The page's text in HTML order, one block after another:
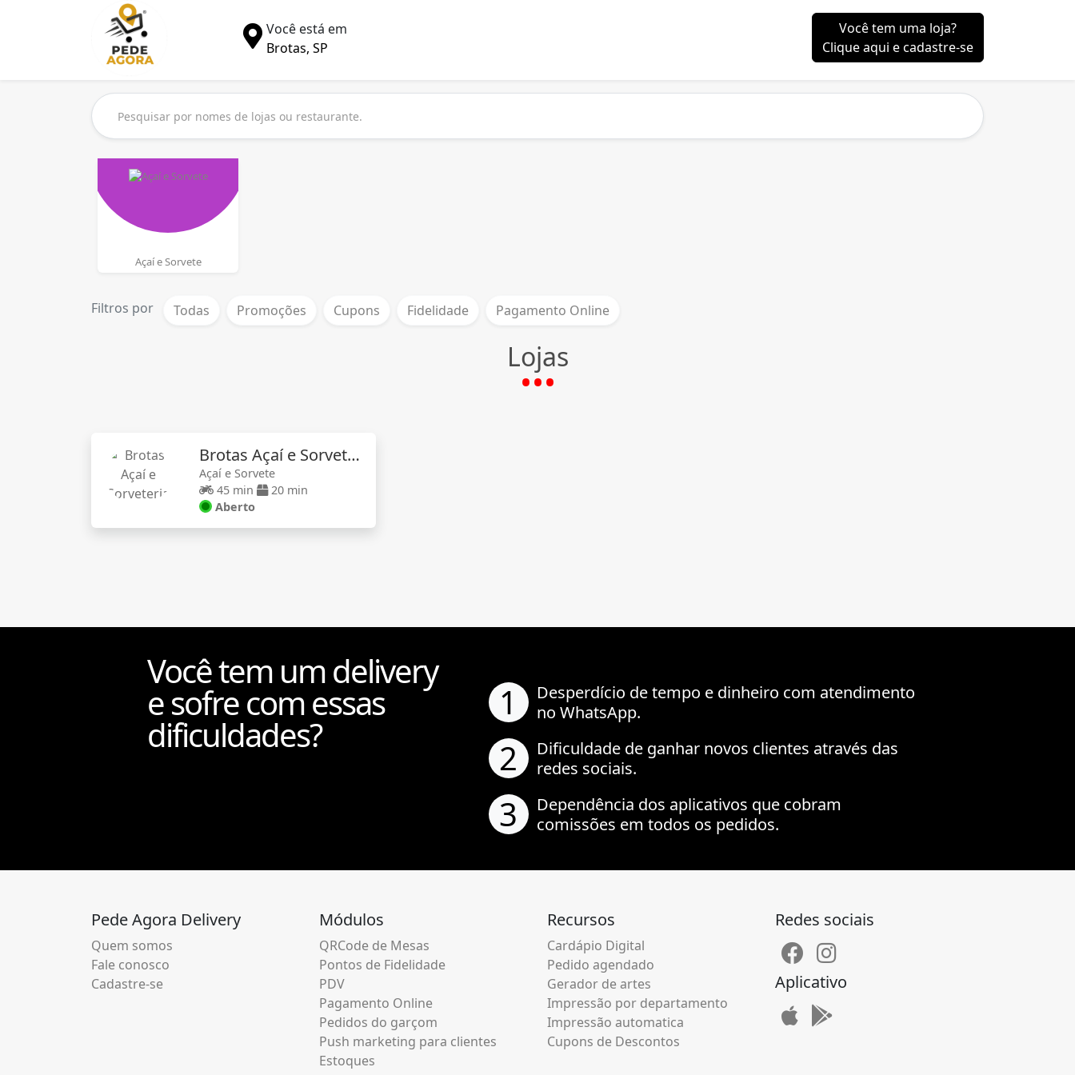
Você está em
Brotas, SP
Você tem uma loja?
Clique aqui e cadastre-se
Açaí e Sorvete
Filtros por Todas Promoções Cupons Fidelidade Pagamento Online
Lojas
Brotas Açaí e Sorveteria
Açaí e Sorvete
45 min
20 min
Aberto
Você tem um delivery
e sofre com essas
dificuldades?
1
Desperdício de tempo e dinheiro com atendimento
no WhatsApp.
2
Dificuldade de ganhar novos clientes através das
redes sociais.
3
Dependência dos aplicativos que cobram
comissões em todos os pedidos.
Pede Agora Delivery
Quem somos
Fale conosco
Cadastre-se
Módulos
QRCode de Mesas
Pontos de Fidelidade
PDV
Pagamento Online
Pedidos do garçom
Push marketing para clientes
Estoques
Recursos
Cardápio Digital
Pedido agendado
Gerador de artes
Impressão por departamento
Impressão automatica
Cupons de Descontos
Redes sociais
Aplicativo